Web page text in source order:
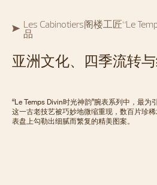
Les Cabinotiers阁楼工匠“Le
品
亚洲文化、四季流转
“Le Temps Divin时光神韵”腕表系列中，最为
这一古老技艺被巧妙地微缩重现，数百片珍
表盘上勾勒出细腻而繁复的精美图案。